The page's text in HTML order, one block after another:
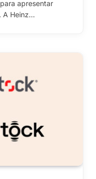
apresentar
A Heinz…